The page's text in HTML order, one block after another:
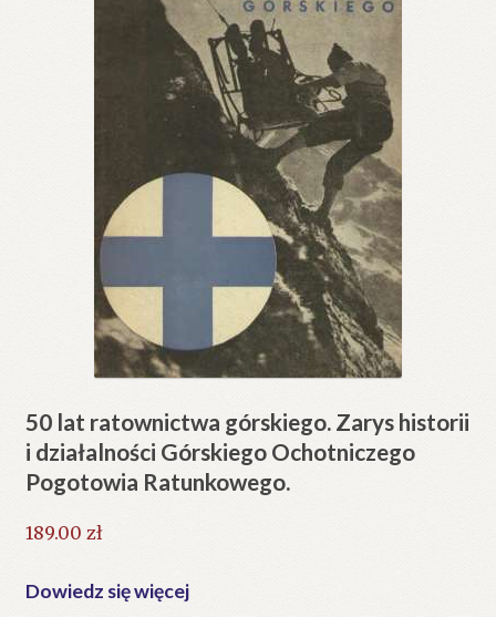
50 lat ratownictwa górskiego. Zarys historii
i działalności Górskiego Ochotniczego
Pogotowia Ratunkowego.
189.00 zł
Dowiedz się więcej